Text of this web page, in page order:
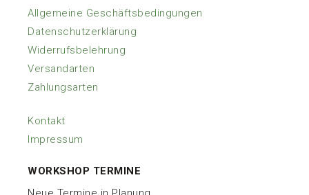
Allgemeine Geschäftsbedingungen
Datenschutzerklärung
Widerrufsbelehrung
Versandarten
Zahlungsarten
Kontakt
Impressum
WORKSHOP TERMINE